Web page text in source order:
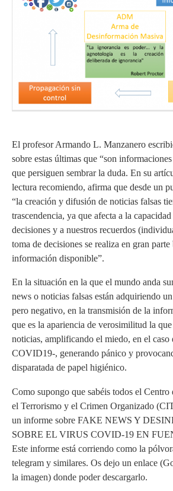
El profesor Armando L. Manzanero
sobre estas últimas que “son
que persiguen sembrar la duda. En su
lectura recomiendo, afirma que desde un
“la creación y difusión de noticias falsas
trascendencia, ya que afecta a la
decisiones y a nuestros recuerdos
toma de decisiones se realiza en gran parte
información disponible”.
En la situación en la que el mundo anda
news o noticias falsas están adquiriendo
pero negativo, en la transmisión de la
que es la apariencia de verosimilitud la
noticias, amplificando el miedo, en el caso
COVID19-, generando pánico y
disparatada de papel higiénico.
Como supongo que sabéis todos el
el Terrorismo y el Crimen Organizado
un informe sobre FAKE NEWS Y
SOBRE EL VIRUS COVID-19 EN
Este informe está corriendo como la
telegram y similares. Os dejo un enlace
la imagen) donde poder descargarlo.